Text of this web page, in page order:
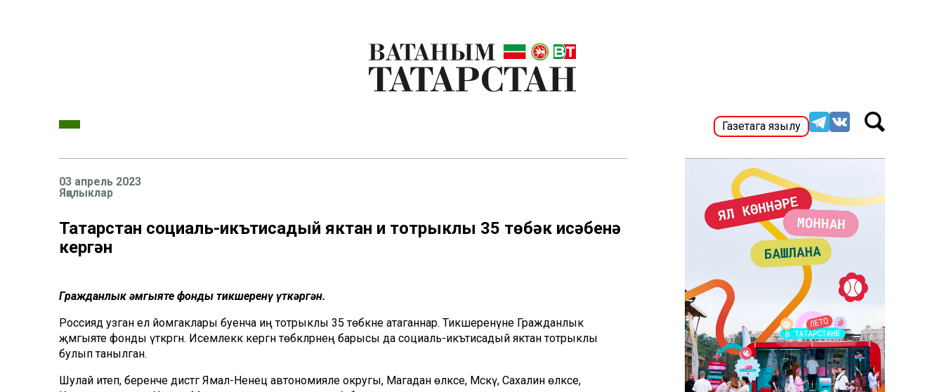
Газетага язылу
03 апрель 2023
Яңалыклар
Татарстан социаль-икътисадый яктан иң тотрыклы 35 төбәк исәбенә
кергән
Гражданлык җәмгыяте фонды тикшеренү үткәргән.
Россиядә узган ел йомгаклары буенча иң тотрыклы 35 төбәкне атаганнар. Тикшеренүне Гражданлык
җәмгыяте фонды үткәргән. Исемлеккә кергән төбәкләрнең барысы да социаль-икътисадый яктан тотрыклы
булып танылган.
Шулай итеп, беренче дистәгә Ямал-Ненец автономияле округы, Магадан өлкәсе, Мәскәү, Сахалин өлкәсе,